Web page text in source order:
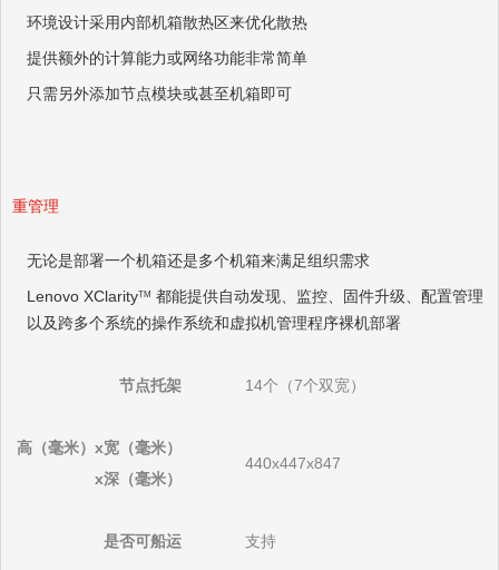
环境设计采用内部机箱散热区来优化散热
提供额外的计算能力或网络功能非常简单
只需另外添加节点模块或甚至机箱即可
重管理
无论是部署一个机箱还是多个机箱来满足组织需求
Lenovo XClarityTM 都能提供自动发现、监控、固件升级、配置管理
以及跨多个系统的操作系统和虚拟机管理程序裸机部署
节点托架 14个（7个双宽）
高（毫米）x宽（毫米）
x深（毫米）
440x447x847
是否可船运 支持